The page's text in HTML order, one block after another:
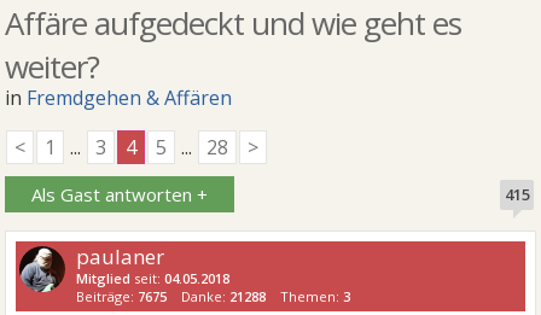
Affäre aufgedeckt und wie geht es
weiter?
in Fremdgehen & Affären
<
1 ... 3 4 5 ... 28 >
Als Gast antworten + 415
paulaner
Mitglied seit:04.05.2018
Beiträge: 7675 Danke: 21288 Themen:3